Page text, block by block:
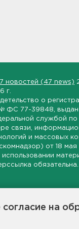
на
новостей (47 news)
г.
о
ФС 77-39848 ,
службой по
связи,
и массовых
от 18 мая
использовании
обязательна.
активности в
площадкой